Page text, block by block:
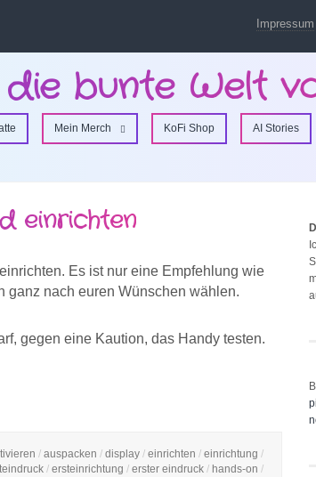
Impressum
bunte Welt
Mein Merch KoFi Shop AI Stories
einrichten
Es ist nur eine Empfehlung wie
ganz nach euren Wünschen wählen.
gegen eine Kaution, das Handy testen.
/ auspacken / display / einrichten / einrichtung /
/ ersteinrichtung / erster eindruck / hands-on /